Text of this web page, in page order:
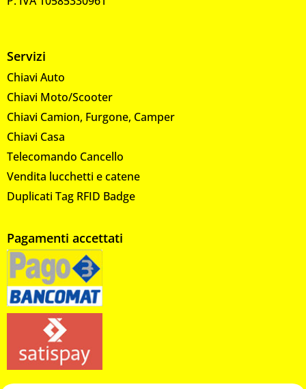
Servizi
Chiavi Auto
Chiavi Moto/Scooter
Chiavi Camion, Furgone, Camper
Chiavi Casa
Telecomando Cancello
Vendita lucchetti e catene
Duplicati Tag RFID Badge
Pagamenti accettati